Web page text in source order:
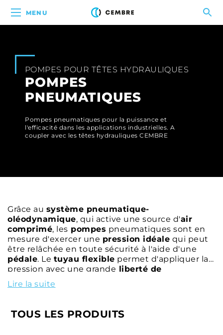
MENU
POMPES POUR TÊTES HYDRAULIQUES
POMPES
PNEUMATIQUES
Pompes pneumatiques pour la puissance et
l'efficacité dans les applications industrielles. A
coupler avec les têtes hydrauliques CEMBRE
Grâce au système pneumatique-
oléodynamique, qui active une source d'air
comprimé, les pompes pneumatiques sont en
mesure d'exercer une pression idéale qui peut
être relâchée en toute sécurité à l'aide d'une
pédale. Le tuyau flexible permet d'appliquer la
pression avec une grande liberté de
mouvement
d'utilisation
Lire la suite
TOUS LES PRODUITS